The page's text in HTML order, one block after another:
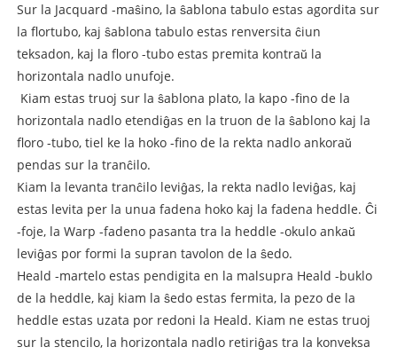
Sur la Jacquard -maŝino, la ŝablona tabulo estas agordita sur
la flortubo, kaj ŝablona tabulo estas renversita ĉiun
teksadon, kaj la floro -tubo estas premita kontraŭ la
horizontala nadlo unufoje.
Kiam estas truoj sur la ŝablona plato, la kapo -fino de la
horizontala nadlo etendiĝas en la truon de la ŝablono kaj la
floro -tubo, tiel ke la hoko -fino de la rekta nadlo ankoraŭ
pendas sur la tranĉilo.
Kiam la levanta tranĉilo leviĝas, la rekta nadlo leviĝas, kaj
estas levita per la unua fadena hoko kaj la fadena heddle. Ĉi
-foje, la Warp -fadeno pasanta tra la heddle -okulo ankaŭ
leviĝas por formi la supran tavolon de la ŝedo.
Heald -martelo estas pendigita en la malsupra Heald -buklo
de la heddle, kaj kiam la ŝedo estas fermita, la pezo de la
heddle estas uzata por redoni la Heald. Kiam ne estas truoj
sur la stencilo, la horizontala nadlo retiriĝas tra la konveksa